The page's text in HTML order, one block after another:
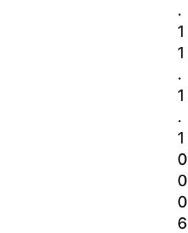
.
1
1
.
1
.
1
0
0
0
6